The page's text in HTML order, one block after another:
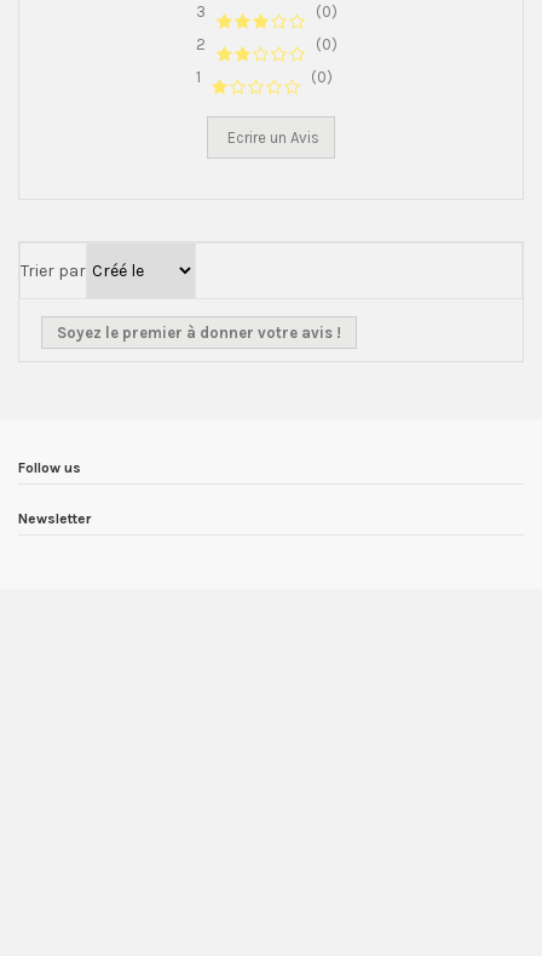
3
(0)
2
(0)
1
(0)
Ecrire un Avis
Trier par
Soyez le premier à donner votre avis !
Follow us
Newsletter